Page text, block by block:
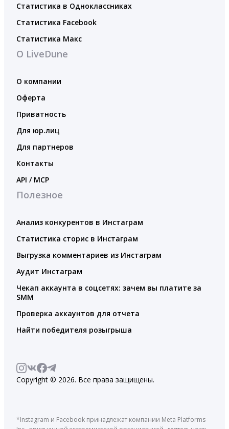
Статистика в Одноклассниках
Статистика Facebook
Статистика Макс
О LiveDune
О компании
Оферта
Приватность
Для юр.лиц
Для партнеров
Контакты
API / MCP
Полезное
Анализ конкурентов в Инстаграм
Статистика сторис в Инстаграм
Выгрузка комментариев из Инстаграм
Аудит Инстаграм
Чекап аккаунта в соцсетях: зачем вы платите за
SMM
Проверка аккаунтов для отчета
Найти победителя розыгрыша
Copyright © 2026. Все права защищены.
*Instagram и Facebook принадлежат компании Meta Platforms